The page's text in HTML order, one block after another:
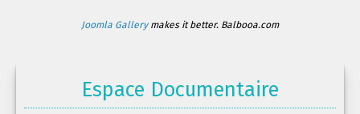
Joomla Gallerymakes it better. Balbooa.com
Espace Documentaire